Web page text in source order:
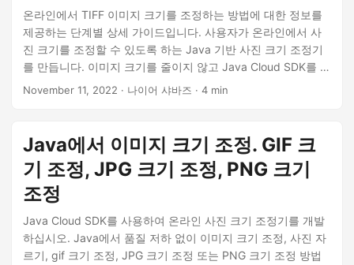
온라인에서 TIFF 이미지 크기를 조정하는 방법에 대한 정보를
제공하는 단계별 상세 가이드입니다. 사용자가 온라인에서 사
진 크기를 조정할 수 있도록 하는 Java 기반 사진 크기 조정기
를 만듭니다. 이미지 크기를 줄이지 않고 Java Cloud SDK를 사
용하여 TIFF 이미지 크기를 조정합니다.
November 11, 2022 · 나이어 샤바즈 · 4 min
Java에서 이미지 크기 조정. GIF 크
기 조정, JPG 크기 조정, PNG 크기
조정
Java Cloud SDK를 사용하여 온라인 사진 크기 조정기를 개발
하십시오. Java에서 품질 저하 없이 이미지 크기 조정, 사진 자
르기, gif 크기 조정, JPG 크기 조정 또는 PNG 크기 조정 방법